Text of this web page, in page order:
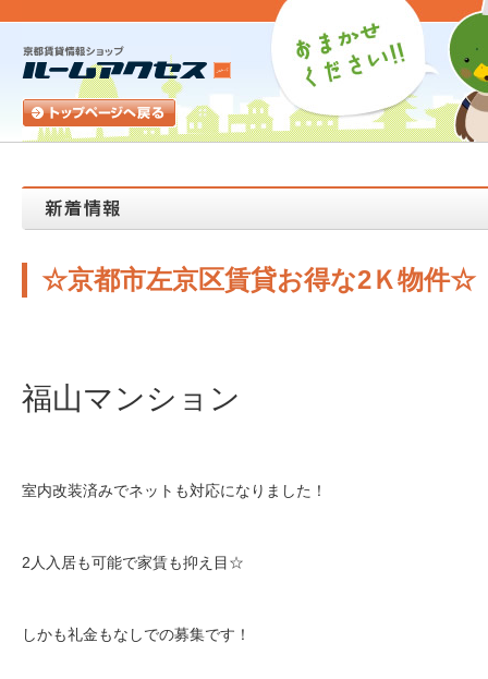
☆京都市左京区賃貸お得な2Ｋ物件☆
福山マンション
室内改装済みでネットも対応になりました！
2人入居も可能で家賃も抑え目☆
しかも礼金もなしでの募集です！